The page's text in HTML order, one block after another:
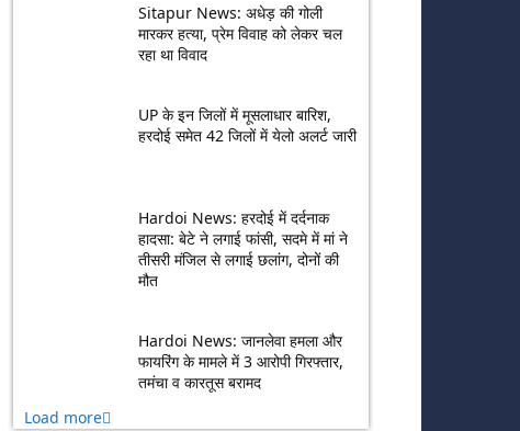
Sitapur News: अधेड़ की गोली
मारकर हत्या, प्रेम विवाह को लेकर चल
रहा था विवाद
UP के इन जिलों में मूसलाधार बारिश,
हरदोई समेत 42 जिलों में येलो अलर्ट जारी
Hardoi News: हरदोई में दर्दनाक
हादसा: बेटे ने लगाई फांसी, सदमे में मां ने
तीसरी मंजिल से लगाई छलांग, दोनों की
मौत
Hardoi News: जानलेवा हमला और
फायरिंग के मामले में 3 आरोपी गिरफ्तार,
तमंचा व कारतूस बरामद
Load more